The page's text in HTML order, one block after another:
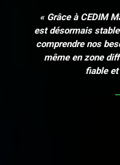
« Grâce à CEDIM
est désormais
comprendre nos
même en zone
fiable